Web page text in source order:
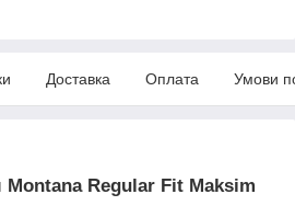
Доставка Оплата Умови
Regular Fit Maksim